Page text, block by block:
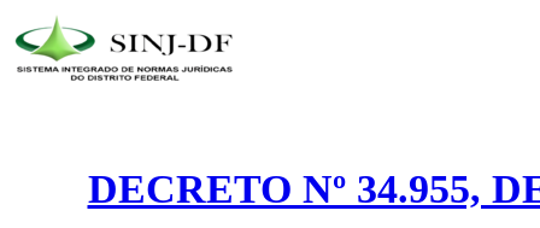
DECRETO Nº 34.955,